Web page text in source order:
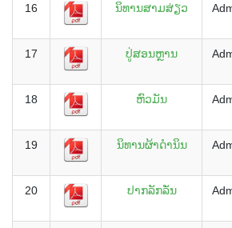
16 ນິທານສາມສ່ຽວ
17 ປູ່ສອນຫຼານ
18 ຫົວມັນ
19 ນິທານຜ້າດຳນິນ
20 ປາກລັກລັ່ນ